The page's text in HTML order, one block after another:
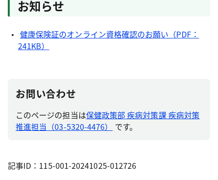
お知らせ
健康保険証のオンライン資格確認のお願い（PDF：
241KB）
お問い合わせ
このページの担当は保健政策部 疾病対策課 疾病対策
推進担当（03-5320-4476）
です。
記事ID：115-001-20241025-012726